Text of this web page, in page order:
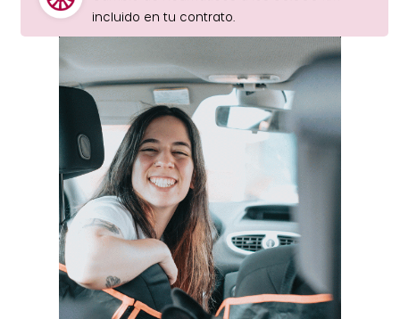
incluido en tu contrato.